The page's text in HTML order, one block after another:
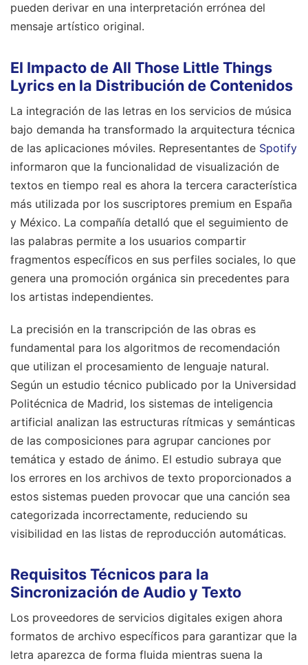
pueden derivar en una interpretación errónea del
mensaje artístico original.
El Impacto de All Those Little Things
Lyrics en la Distribución de Contenidos
La integración de las letras en los servicios de música
bajo demanda ha transformado la arquitectura técnica
de las aplicaciones móviles. Representantes de Spotify
informaron que la funcionalidad de visualización de
textos en tiempo real es ahora la tercera característica
más utilizada por los suscriptores premium en España
y México. La compañía detalló que el seguimiento de
las palabras permite a los usuarios compartir
fragmentos específicos en sus perfiles sociales, lo que
genera una promoción orgánica sin precedentes para
los artistas independientes.
La precisión en la transcripción de las obras es
fundamental para los algoritmos de recomendación
que utilizan el procesamiento de lenguaje natural.
Según un estudio técnico publicado por la Universidad
Politécnica de Madrid, los sistemas de inteligencia
artificial analizan las estructuras rítmicas y semánticas
de las composiciones para agrupar canciones por
temática y estado de ánimo. El estudio subraya que
los errores en los archivos de texto proporcionados a
estos sistemas pueden provocar que una canción sea
categorizada incorrectamente, reduciendo su
visibilidad en las listas de reproducción automáticas.
Requisitos Técnicos para la
Sincronización de Audio y Texto
Los proveedores de servicios digitales exigen ahora
formatos de archivo específicos para garantizar que la
letra aparezca de forma fluida mientras suena la